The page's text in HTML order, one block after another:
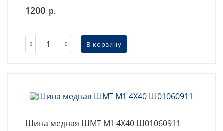
1200 р.
В корзину
Шина медная ШМТ М1 4X40 Ш01060911